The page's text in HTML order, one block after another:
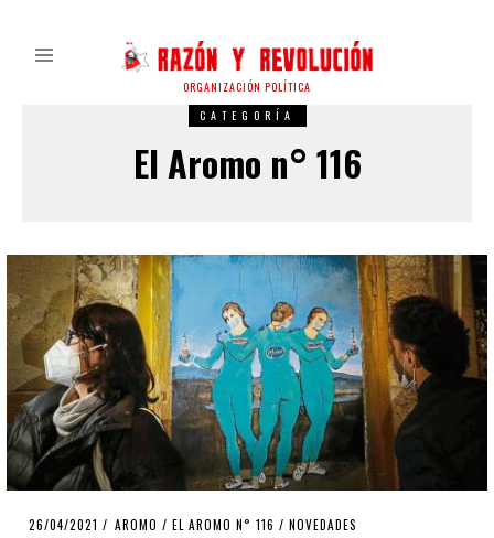
ORGANIZACIÓN POLÍTICA
CATEGORÍA
El Aromo n° 116
POSTED
26/04/2021 26/04/2021
AROMO / EL AROMO N° 116 / NOVEDADES